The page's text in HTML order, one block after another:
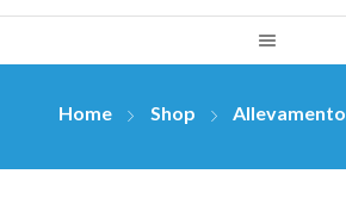
Home Shop Allevamento